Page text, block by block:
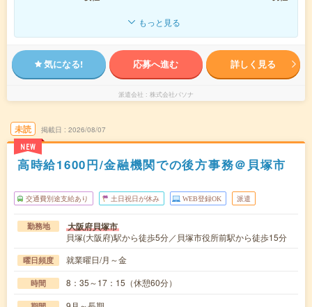
もっと見る
気になる! 応募へ進む 詳しく見る
派遣会社 株式会社パソナ
未読
NEW
掲載日 2026/08/07
高時給1600円/金融機関での後方事務＠貝塚市
交通費別途支給あり 土日祝日が休み WEB登録OK 派遣
勤務地 大阪府貝塚市
貝塚(大阪府)駅から徒歩5分／貝塚市役所前駅から徒歩15分
曜日頻度 就業曜日/月～金
時間 8：35～17：15（休憩60分）